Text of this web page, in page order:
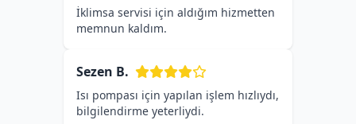
İklimsa servisi için aldığım hizmetten
memnun kaldım.
Sezen B.
Isı pompası için yapılan işlem hızlıydı,
bilgilendirme yeterliydi.